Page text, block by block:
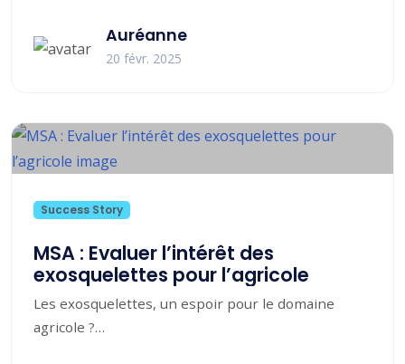
Les troubles musculosquelettiques (TMS)
regroupent un ensemble d’affections...
Auréanne
20 févr. 2025
Success Story
MSA : Evaluer l’intérêt des
exosquelettes pour l’agricole
Les exosquelettes, un espoir pour le domaine
agricole ?